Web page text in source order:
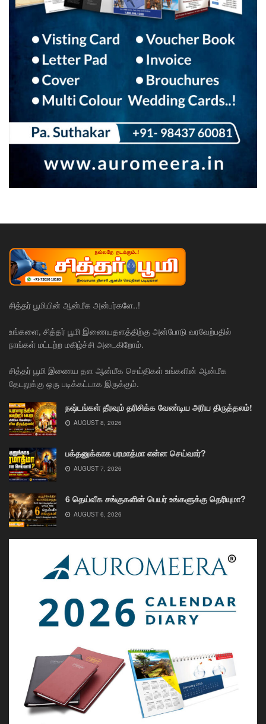
சித்தர் பூமியின் ஆன்மீக அன்பர்களே..!
உங்களை, சித்தர் பூமி இணையதளத்திற்கு அன்போடு வரவேற்பதில்
நாங்கள் மட்டற்ற மகிழ்ச்சி அடைகிறோம்.
சித்தர் பூமி இணைய தள ஆன்மீக செய்திகள் உங்களின் ஆன்மீக
தேடலுக்கு ஒரு படிக்கட்டாக இருக்கும்.
நஷ்டங்கள் தீரவும் தரிசிக்க வேண்டிய அரிய திருத்தலம்!
AUGUST 8, 2026
பக்தனுக்காக பரமாத்மா என்ன செய்வார்?
AUGUST 7, 2026
6 தெய்வீக சங்குகளின் பெயர் உங்களுக்கு தெரியுமா?
AUGUST 6, 2026